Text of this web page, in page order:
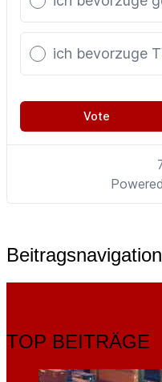
Beitragsnavigation
TOP BEITRÄGE